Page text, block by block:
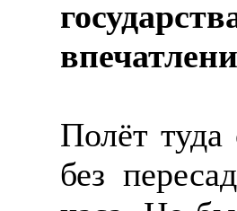
Полёт туда
без